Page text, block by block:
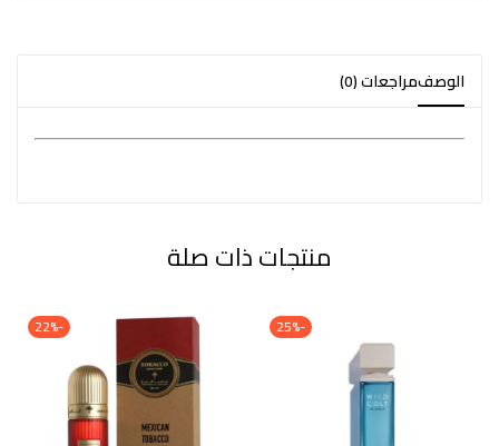
الوصفمراجعات (0)
منتجات ذات صلة
-25%
-22%